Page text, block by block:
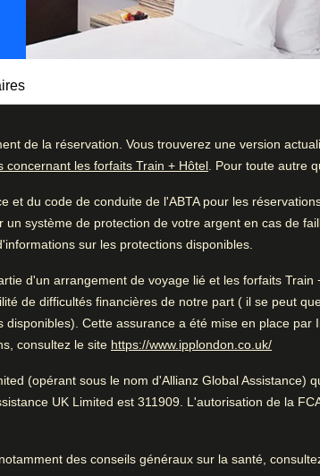
: voici le Mövenpick Hotel,
Autant dire que la vue
remarquables de
tarte suisse aux pommes
sauna (dont sauna bio)
une journée bien
pour le développement
et de la communauté
vous êtes à
%
%
Bon à savoir
Proche du centre-ville
de la réservation. Vous trouverez une version
concernant les forfaits Train + Hôtel. Pour toute autre
du code de conduite de l'ABTA pour les
système de protection de votre argent en cas de
sur les protections disponibles.
d'un arrangement de voyage lié et les forfaits Train
de difficultés financières de notre part ( il se peut
Cette assurance a été mise en place par
consultez le site https://www.ipplondon.co.uk/(
(opérant sous le nom d'Allianz Global Assistance)
UK Limited est 311909. L'autorisation de la
des conseils généraux sur la santé,